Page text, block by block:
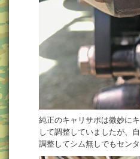
純正のキャリサポは微妙に
して調整していましたが、
調整してシム無しでもセン